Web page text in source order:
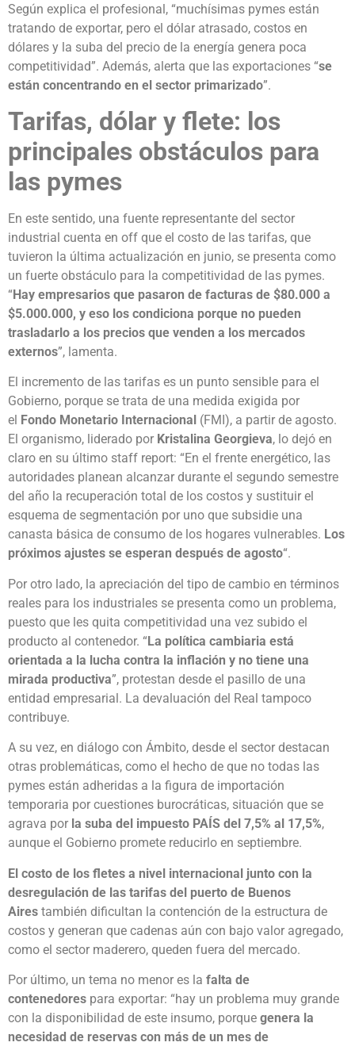
Según explica el profesional, “muchísimas pymes están
tratando de exportar, pero el dólar atrasado, costos en
dólares y la suba del precio de la energía genera poca
competitividad”. Además, alerta que las exportaciones “se
están concentrando en el sector primarizado”.
Tarifas, dólar y flete: los
principales obstáculos para
las pymes
En este sentido, una fuente representante del sector
industrial cuenta en off que el costo de las tarifas, que
tuvieron la última actualización en junio, se presenta como
un fuerte obstáculo para la competitividad de las pymes.
“Hay empresarios que pasaron de facturas de $80.000 a
$5.000.000, y eso los condiciona porque no pueden
trasladarlo a los precios que venden a los mercados
externos”, lamenta.
El incremento de las tarifas es un punto sensible para el
Gobierno, porque se trata de una medida exigida por
el Fondo Monetario Internacional (FMI), a partir de agosto.
El organismo, liderado por Kristalina Georgieva, lo dejó en
claro en su último staff report: “En el frente energético, las
autoridades planean alcanzar durante el segundo semestre
del año la recuperación total de los costos y sustituir el
esquema de segmentación por uno que subsidie una
canasta básica de consumo de los hogares vulnerables. Los
próximos ajustes se esperan después de agosto“.
Por otro lado, la apreciación del tipo de cambio en términos
reales para los industriales se presenta como un problema,
puesto que les quita competitividad una vez subido el
producto al contenedor. “La política cambiaria está
orientada a la lucha contra la inflación y no tiene una
mirada productiva”, protestan desde el pasillo de una
entidad empresarial. La devaluación del Real tampoco
contribuye.
A su vez, en diálogo con Ámbito, desde el sector destacan
otras problemáticas, como el hecho de que no todas las
pymes están adheridas a la figura de importación
temporaria por cuestiones burocráticas, situación que se
agrava por la suba del impuesto PAÍS del 7,5% al 17,5%,
aunque el Gobierno promete reducirlo en septiembre.
El costo de los fletes a nivel internacional junto con la
desregulación de las tarifas del puerto de Buenos
Aires también dificultan la contención de la estructura de
costos y generan que cadenas aún con bajo valor agregado,
como el sector maderero, queden fuera del mercado.
Por último, un tema no menor es la falta de
contenedores para exportar: “hay un problema muy grande
con la disponibilidad de este insumo, porque genera la
necesidad de reservas con más de un mes de